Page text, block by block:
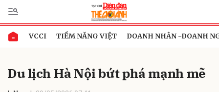
VCCI TIỀM NĂNG VIỆT DOANH NHÂN -DOANH
Du lịch Hà Nội bứt phá mạnh mẽ
Gửi bình luận